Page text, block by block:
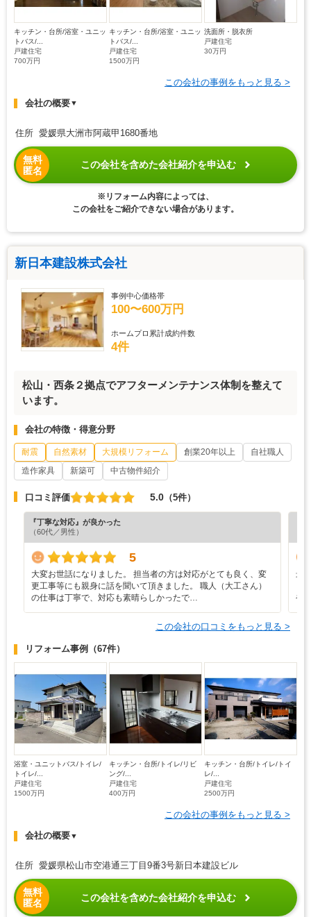
キッチン・台所/浴室・ユニッ
トバス/...
戸建住宅
700万円
キッチン・台所/浴室・ユニッ
トバス/...
戸建住宅
1500万円
洗面所・脱衣所
戸建住宅
30万円
この会社の事例をもっと見る >
会社の概要▼
住所 愛媛県大洲市阿蔵甲1680番地
無料
匿名
この会社を含めた会社紹介を申込む
※リフォーム内容によっては、
この会社をご紹介できない場合があります。
新日本建設株式会社
事例中心価格帯
100〜600万円
ホームプロ累計成約件数
4件
松山・西条２拠点でアフターメンテナンス体制を整えて
います。
会社の特徴・得意分野
耐震 自然素材 大規模リフォーム 創業20年以上
自社職人
造作家具
新築可 中古物件紹介
口コミ評価 5.0 （5件）
『丁寧な対応』が良かった
（60代／男性）
5
大変お世話になりました。 担当者の方は対応がとても良く、変
更工事等にも親身に話を聞いて頂きました。 職人（大工さん）
の仕事は丁寧で、対応も素晴らしかったで…
最
や
この会社の口コミをもっと見る >
リフォーム事例 （67件）
浴室・ユニットバス/トイレ/
トイレ/...
戸建住宅
1500万円
キッチン・台所/トイレ/リビ
ング/...
戸建住宅
400万円
キッチン・台所/トイレ/トイ
レ/...
戸建住宅
2500万円
この会社の事例をもっと見る >
会社の概要▼
住所 愛媛県松山市空港通三丁目9番3号新日本建設ビル
無料
匿名
この会社を含めた会社紹介を申込む